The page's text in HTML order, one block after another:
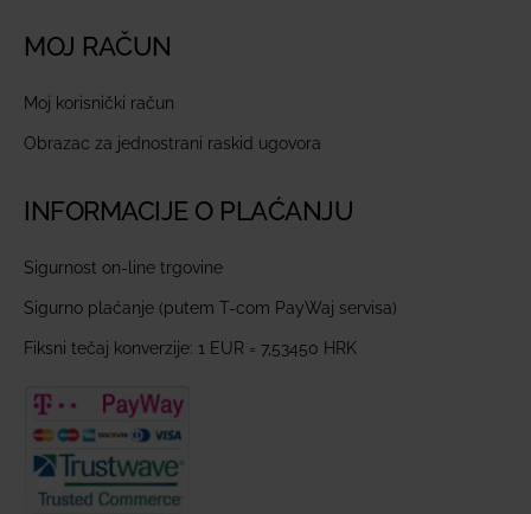
MOJ RAČUN
Moj korisnički račun
Obrazac za jednostrani raskid ugovora
INFORMACIJE O PLAĆANJU
Sigurnost on-line trgovine
Sigurno plaćanje (putem T-com PayWaj servisa)
Fiksni tečaj konverzije: 1 EUR = 7,53450 HRK